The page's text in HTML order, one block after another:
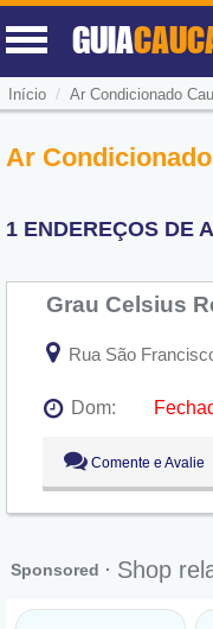
GUIA
Início / Ar Condicionado
Ar
1 ENDEREÇOS DE
Grau Celsius
Rua São
Dom:
Seg:
Ter:
09:00 -
Qua:
09:00 -
Qui:
09:00 -
Dom:
Fechado
Comente e Avalie